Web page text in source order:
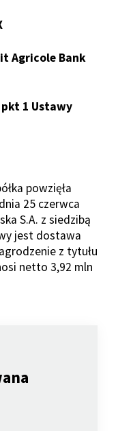
Agricole Bank
1 Ustawy
powzięła
25 czerwca
S.A. z siedzibą
jest dostawa
z tytułu
netto 3,92 mln